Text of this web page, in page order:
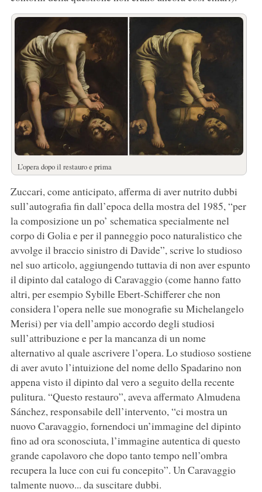
L’opera dopo il restauro e prima
Zuccari, come anticipato, afferma di aver nutrito dubbi
sull’autografia fin dall’epoca della mostra del 1985, “per
la composizione un po’ schematica specialmente nel
corpo di Golia e per il panneggio poco naturalistico che
avvolge il braccio sinistro di Davide”, scrive lo studioso
nel suo articolo, aggiungendo tuttavia di non aver espunto
il dipinto dal catalogo di Caravaggio (come hanno fatto
altri, per esempio Sybille Ebert-Schifferer che non
considera l’opera nelle sue monografie su Michelangelo
Merisi) per via dell’ampio accordo degli studiosi
sull’attribuzione e per la mancanza di un nome
alternativo al quale ascrivere l’opera. Lo studioso sostiene
di aver avuto l’intuizione del nome dello Spadarino non
appena visto il dipinto dal vero a seguito della recente
pulitura. “Questo restauro”, aveva affermato Almudena
Sánchez, responsabile dell’intervento, “ci mostra un
nuovo Caravaggio, fornendoci un’immagine del dipinto
fino ad ora sconosciuta, l’immagine autentica di questo
grande capolavoro che dopo tanto tempo nell’ombra
recupera la luce con cui fu concepito”. Un Caravaggio
talmente nuovo... da suscitare dubbi.